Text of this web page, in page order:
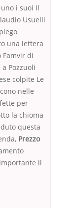
i suoi Il
Usuelli
una lettera
Famvir di
Pozzuoli
colpite Le
nelle
per
la chioma
questa
Prezzo
il